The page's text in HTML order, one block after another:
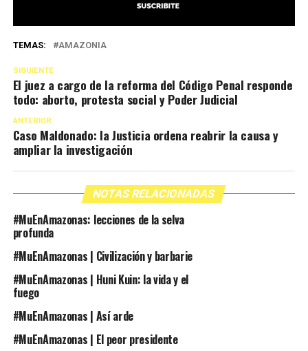
TEMAS: AMAZONIA
SIGUIENTE
El juez a cargo de la reforma del Código Penal responde
todo: aborto, protesta social y Poder Judicial
ANTERIOR
Caso Maldonado: la Justicia ordena reabrir la causa y
ampliar la investigación
NOTAS RELACIONADAS
#MuEnAmazonas: lecciones de la selva
profunda
#MuEnAmazonas | Civilización y barbarie
#MuEnAmazonas | Huni Kuin: la vida y el
fuego
#MuEnAmazonas | Así arde
#MuEnAmazonas | El peor presidente